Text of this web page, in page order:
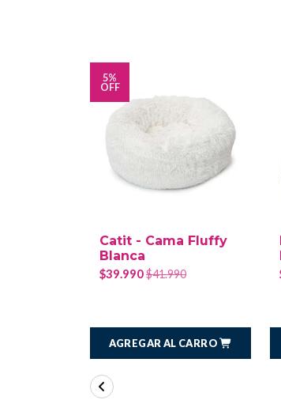
5%
OFF
Catit - Cama Fluffy
Blanca
$39.990$41.990
AGREGAR AL CARRO